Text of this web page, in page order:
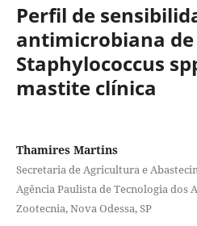
Perfil de
antimicrobiana de
Staphylococcus
mastite clínica
Thamires Martins
Secretaria de Agricultura e
Agência Paulista de Tecnologia dos
Zootecnia, Nova Odessa, SP